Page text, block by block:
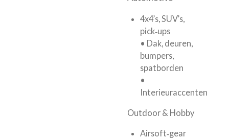
4x4’s, SUV’s,
pick‑ups
• Dak, deuren,
bumpers,
spatborden
•
Interieuraccenten
Outdoor & Hobby
Airsoft‑gear